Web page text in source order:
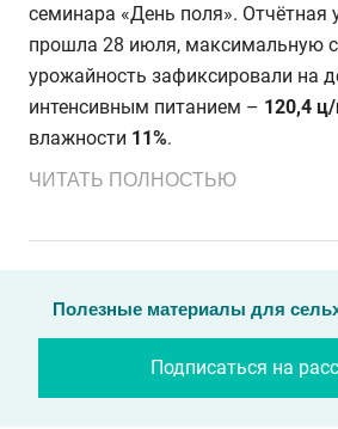
семинара «День поля». Отчётная
прошла 28 июля, максимальную
урожайность зафиксировали на
интенсивным питанием – 120,4 ц/
влажности 11%.
ЧИТАТЬ ПОЛНОСТЬЮ
Полезные материалы для
Подписаться на